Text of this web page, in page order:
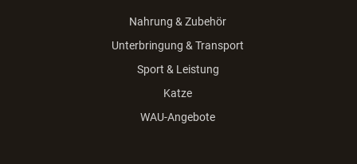
Nahrung & Zubehör
Unterbringung & Transport
Sport & Leistung
Katze
WAU-Angebote